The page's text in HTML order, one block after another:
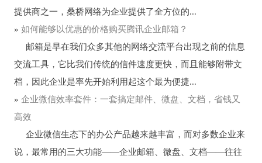
提供商之一，桑桥网络为企业提供了全方位的...
» 如何能够以优惠的价格购买腾讯企业邮箱？
邮箱是早在我们众多其他的网络交流平台出现之前的信息
交流工具，它比我们传统的信件速度更快，而且能够附带文
档，因此企业是率先开始利用起这个最为便捷...
» 企业微信效率套件：一套搞定邮件、微盘、文档，省钱又
高效
企业微信生态下的办公产品越来越丰富，而对多数企业来
说，最常用的三大功能——企业邮箱、微盘、文档——往往